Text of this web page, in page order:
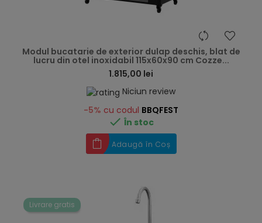
Modul bucatarie de exterior dulap deschis, blat de
lucru din otel inoxidabil 115x60x90 cm Cozze...
1.815,00 lei
Niciun review
-5% cu codul BBQFEST
 În stoc
Adaugă în Coș
Livrare gratis